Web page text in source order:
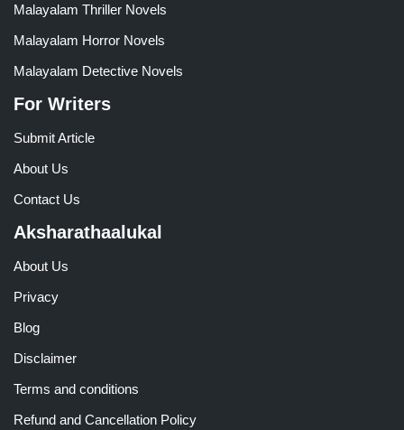
Malayalam Thriller Novels
Malayalam Horror Novels
Malayalam Detective Novels
For Writers
Submit Article
About Us
Contact Us
Aksharathaalukal
About Us
Privacy
Blog
Disclaimer
Terms and conditions
Refund and Cancellation Policy